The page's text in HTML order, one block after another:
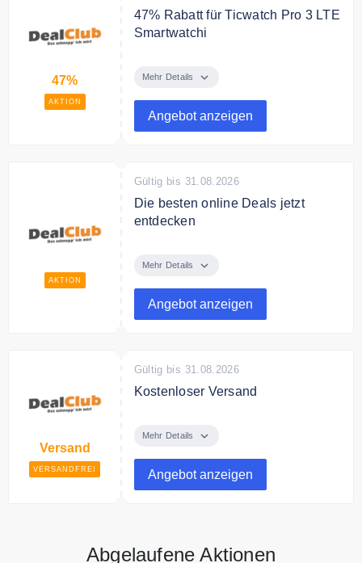
47%
AKTION
47% Rabatt für Ticwatch Pro 3 LTE
Smartwatchi
Ticwatch Pro 3 LTE Smartwatchi.
Mehr Details
Angebot anzeigen
AKTION
Gültig bis 31.08.2026
Die besten online Deals jetzt
entdecken
die besten Deals.
Mehr Details
Angebot anzeigen
Versand
VERSANDFREI
Gültig bis 31.08.2026
Kostenloser Versand
innerhalb Deutschlands.
Mehr Details
Angebot anzeigen
Abgelaufene Aktionen